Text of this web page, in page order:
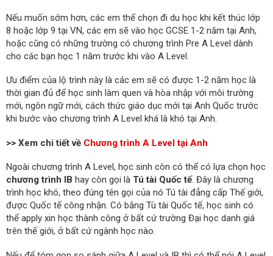
Nếu muốn sớm hơn, các em thể chọn đi du học khi kết thúc lớp
8 hoặc lớp 9 tại VN, các em sẽ vào học GCSE 1-2 năm tại Anh,
hoặc cũng có những trường có chương trình Pre A Level dành
cho các bạn học 1 năm trước khi vào A Level.
Ưu điểm của lộ trình này là các em sẽ có được 1-2 năm học là
thời gian đủ để học sinh làm quen và hòa nhập với môi trường
mới, ngôn ngữ mới, cách thức giáo dục mới tại Anh Quốc trước
khi bước vào chương trình A Level khá là khó tại Anh.
>> Xem chi tiết về Chương trình A Level tại Anh
Ngoài chương trình A Level, học sinh còn có thể có lựa chọn học
chương trình IB hay còn gọi là Tú tài Quốc tế. Đây là chương
trình học khó, theo đúng tên gọi của nó Tú tài đẳng cấp Thế giới,
được Quốc tế công nhận. Có bằng Tù tài Quốc tế, học sinh có
thể apply xin học thành công ở bất cứ trường Đại học danh giá
trên thế giới, ở bất cứ ngành học nào.